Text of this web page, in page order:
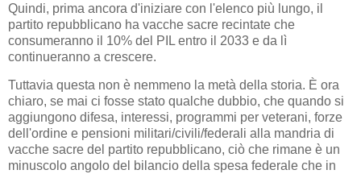
Quindi, prima ancora d'iniziare con l'elenco più lungo, il
partito repubblicano ha vacche sacre recintate che
consumeranno il 10% del PIL entro il 2033 e da lì
continueranno a crescere.
Tuttavia questa non è nemmeno la metà della storia. È ora
chiaro, se mai ci fosse stato qualche dubbio, che quando si
aggiungono difesa, interessi, programmi per veterani, forze
dell'ordine e pensioni militari/civili/federali alla mandria di
vacche sacre del partito repubblicano, ciò che rimane è un
minuscolo angolo del bilancio della spesa federale che in